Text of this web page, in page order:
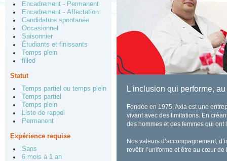
Encadrement - Permanent
Encadrement - Affectation
Candidature spontanée
Occasionnel
Saisonnier
Étudiants et finissants
Temps plein
filled
Statut
Temps partiel ou temps plein
Temps partiel
Temps plein
Liste de rappel
Permanent
Expérience requise
Sans
6 mois à 1 an
L'inclusion qui performe,
Fondée en 1975, Axia est une
vivant avec des limitations. En
des hommes et des femmes qui
Nos valeurs d’accompagnement,
revêtir l’uniforme et être au cœur de